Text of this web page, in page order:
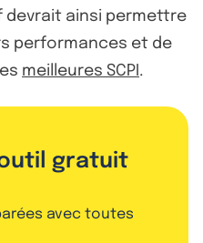
devrait ainsi permettre
performances et de
meilleures SCPI .
gratuit
avec toutes